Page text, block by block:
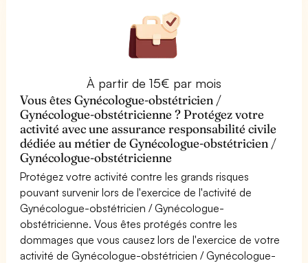
À partir de 15€ par mois
Vous êtes Gynécologue-obstétricien /
Gynécologue-obstétricienne ? Protégez votre
activité avec une assurance responsabilité civile
dédiée au métier de Gynécologue-obstétricien /
Gynécologue-obstétricienne
Protégez votre activité contre les grands risques
pouvant survenir lors de l'exercice de l'activité de
Gynécologue-obstétricien / Gynécologue-
obstétricienne. Vous êtes protégés contre les
dommages que vous causez lors de l'exercice de votre
activité de Gynécologue-obstétricien / Gynécologue-